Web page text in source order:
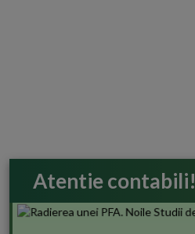
Atentie contabili!